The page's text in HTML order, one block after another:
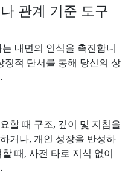
관계 기준 도구
내면의 인식을 촉진합니
징적 단서를 통해 당신의 상
할 때 구조, 깊이 및 지침을
거나, 개인 성장을 반성하
때, 사전 타로 지식 없이